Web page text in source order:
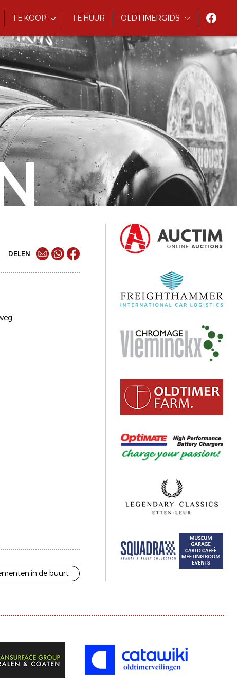
TE KOOP TE HUUR OLDTIMERGIDS
DELEN
in de buurt